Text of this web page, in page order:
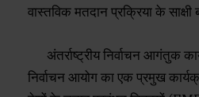
वास्तविक मतदान प्रक्रिया
अंतर्राष्ट्रीय निर्वाचन आगंतुक
निर्वाचन आयोग का एक प्रमुख